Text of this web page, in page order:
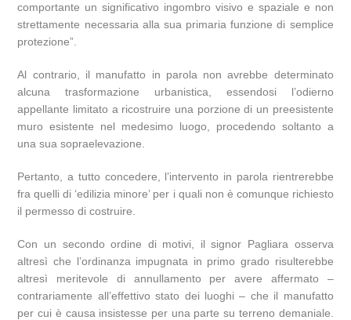
comportante un significativo ingombro visivo e spaziale e non
strettamente necessaria alla sua primaria funzione di semplice
protezione”.
Al contrario, il manufatto in parola non avrebbe determinato
alcuna trasformazione urbanistica, essendosi l’odierno
appellante limitato a ricostruire una porzione di un preesistente
muro esistente nel medesimo luogo, procedendo soltanto a
una sua sopraelevazione.
Pertanto, a tutto concedere, l’intervento in parola rientrerebbe
fra quelli di ‘edilizia minore’ per i quali non è comunque richiesto
il permesso di costruire.
Con un secondo ordine di motivi, il signor Pagliara osserva
altresì che l’ordinanza impugnata in primo grado risulterebbe
altresì meritevole di annullamento per avere affermato –
contrariamente all’effettivo stato dei luoghi – che il manufatto
per cui è causa insistesse per una parte su terreno demaniale.